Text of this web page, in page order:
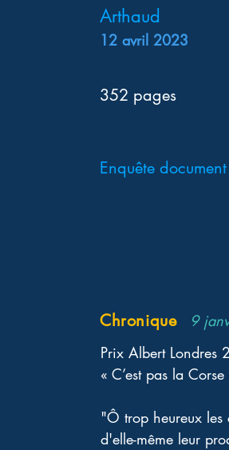
Arthaud
12 avril 2023
352 pages
Enquête document
Chronique
9
Prix Albert Londres
« C’est pas la
"Ô trop heureux les
d'elle-même leur